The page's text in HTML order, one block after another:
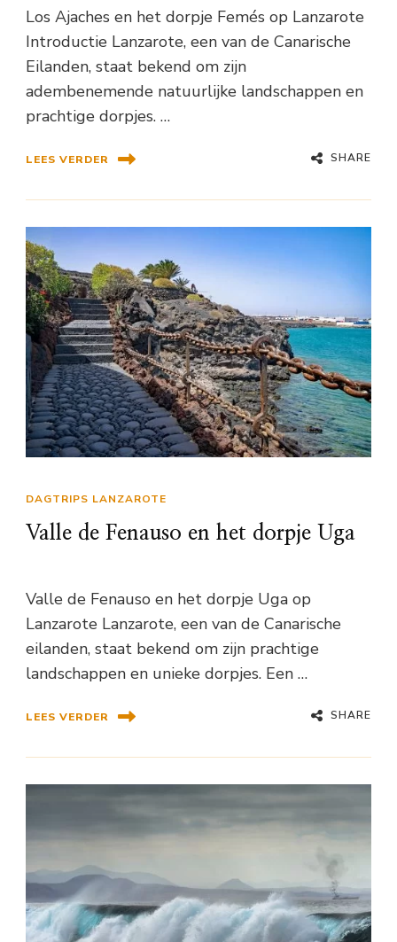
Los Ajaches en het dorpje Femés op Lanzarote
Introductie Lanzarote, een van de Canarische
Eilanden, staat bekend om zijn
adembenemende natuurlijke landschappen en
prachtige dorpjes. …
LEES VERDER SHARE
DAGTRIPS LANZAROTE
Valle de Fenauso en het dorpje Uga
Valle de Fenauso en het dorpje Uga op
Lanzarote Lanzarote, een van de Canarische
eilanden, staat bekend om zijn prachtige
landschappen en unieke dorpjes. Een …
LEES VERDER SHARE